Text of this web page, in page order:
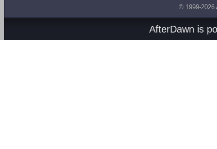
© 1999-2026
AfterDawn is